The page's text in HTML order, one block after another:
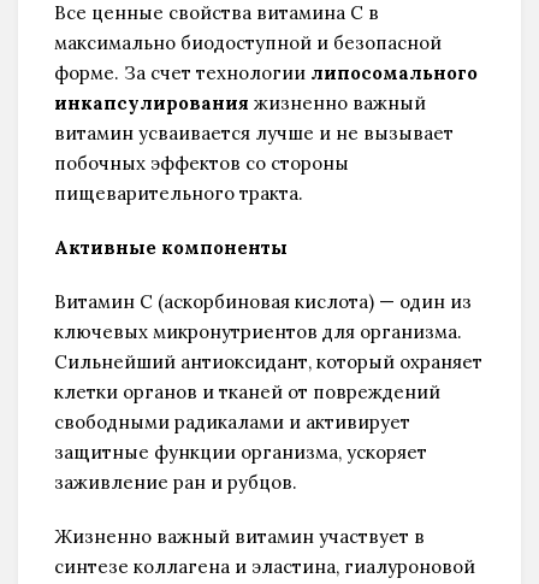
Все ценные свойства витамина С в
максимально биодоступной и безопасной
форме. За счет технологии липосомального
инкапсулирования жизненно важный
витамин усваивается лучше и не вызывает
побочных эффектов со стороны
пищеварительного тракта.
Активные компоненты
Витамин С (аскорбиновая кислота) — один из
ключевых микронутриентов для организма.
Сильнейший антиоксидант, который охраняет
клетки органов и тканей от повреждений
свободными радикалами и активирует
защитные функции организма, ускоряет
заживление ран и рубцов.
Жизненно важный витамин участвует в
синтезе коллагена и эластина, гиалуроновой